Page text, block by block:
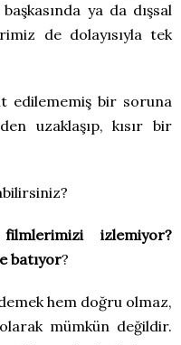
ya da dışsal
de dolayısıyla tek
edilememiş bir soruna
uzaklaşıp, kısır bir
izlemiyor?
batıyor?
hem doğru olmaz,
mümkün değildir.